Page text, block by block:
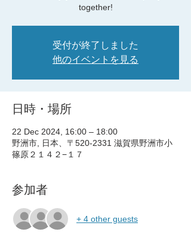
together!
受付が終了しました
他のイベントを見る
日時・場所
22 Dec 2024, 16:00 – 18:00
野洲市, 日本、〒520-2331 滋賀県野洲市小
篠原２１４２−１７
参加者
+ 4 other guests